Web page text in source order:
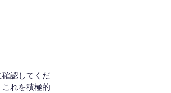
認してくだ
れを積極的